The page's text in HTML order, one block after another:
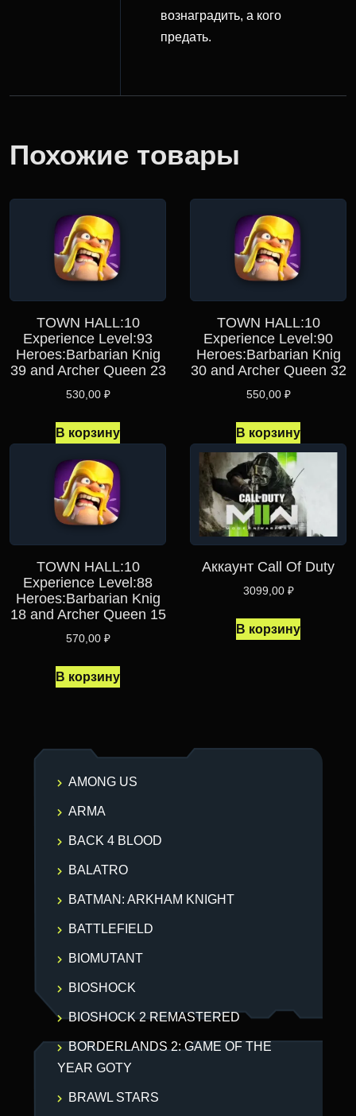
вознаградить, а кого
предать.
Похожие товары
TOWN HALL:10
Experience Level:93
Heroes:Barbarian Knig
39 and Archer Queen 23
530,00 ₽
В корзину
TOWN HALL:10
Experience Level:90
Heroes:Barbarian Knig
30 and Archer Queen 32
550,00 ₽
В корзину
TOWN HALL:10
Experience Level:88
Heroes:Barbarian Knig
18 and Archer Queen 15
570,00 ₽
В корзину
Аккаунт Call Of Duty
3099,00 ₽
В корзину
AMONG US
ARMA
BACK 4 BLOOD
BALATRO
BATMAN: ARKHAM KNIGHT
BATTLEFIELD
BIOMUTANT
BIOSHOCK
BIOSHOCK 2 REMASTERED
BORDERLANDS 2: GAME OF THE
YEAR GOTY
BRAWL STARS